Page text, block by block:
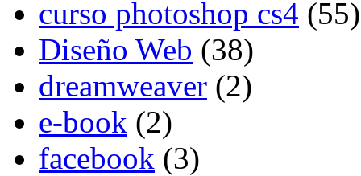
curso photoshop cs4 (55)
Diseño Web (38)
dreamweaver (2)
e-book (2)
facebook (3)